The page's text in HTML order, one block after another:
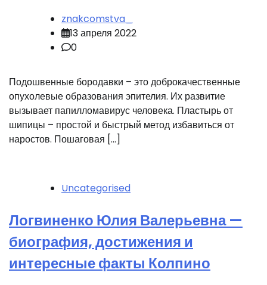
znakcomstva_
13 апреля 2022
0
Подошвенные бородавки – это доброкачественные
опухолевые образования эпителия. Их развитие
вызывает папилломавирус человека. Пластырь от
шипицы – простой и быстрый метод избавиться от
наростов. Пошаговая […]
Uncategorised
Логвиненко Юлия Валерьевна —
биография, достижения и
интересные факты Колпино